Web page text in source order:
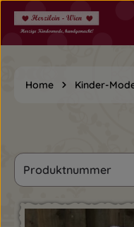
Zum Hauptinhalt springen
Home Kinder-